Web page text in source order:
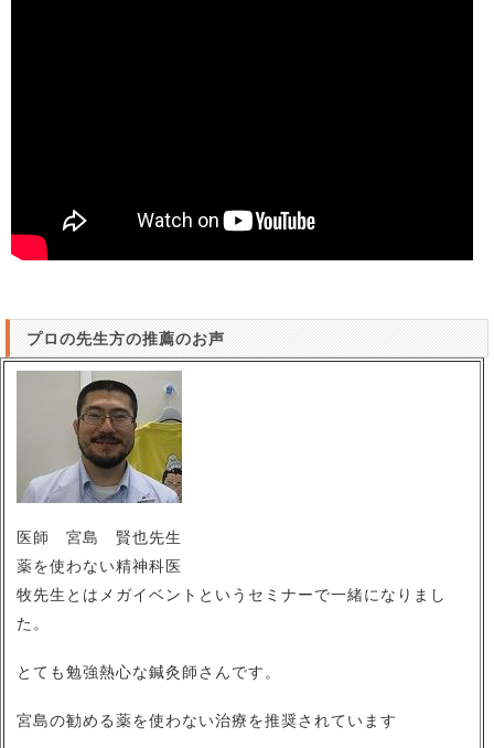
プロの先生方の推薦のお声
医師 宮島 賢也先生
薬を使わない精神科医
牧先生とはメガイベントというセミナーで一緒になりまし
た。
とても勉強熱心な鍼灸師さんです。
宮島の勧める薬を使わない治療を推奨されています